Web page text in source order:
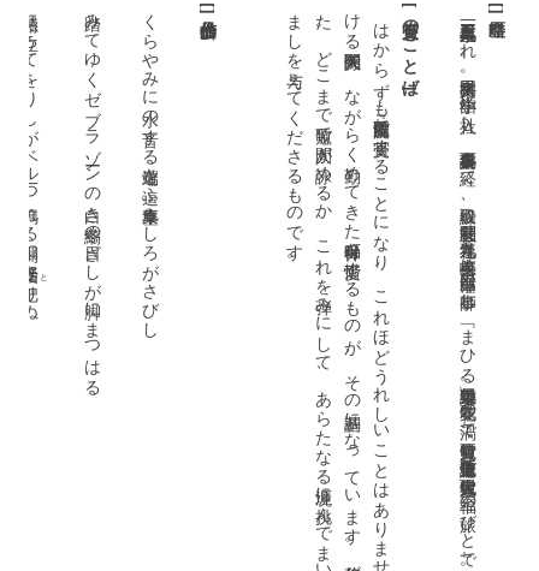
[
]
一九三三年三月二三日東京生まれ。早大国文科卒。小学館に入社し、百科事典編集長を経て、取締役、社長室顧問、九九年退社。土岐善麿、窪田章一郎に師事し、「まひる野」編集委員。歌集『花の渦』で短歌研究賞。『近代短歌論争史』で現代短歌大賞。『至福の旅びと』で迢空賞。九九年紫綬褒章。現代歌人協会理事長。
[
受賞のことば
]
。
[
]
くらやみに水の音する道端を這ふ集塵車うしろがさびし
踏みてゆくゼブラゾーンの白き縞冬の日ざしが脚にまつはる
黙禱に立ちてをりしがベル一つ鳴れる刹那に受話器を
りぬ